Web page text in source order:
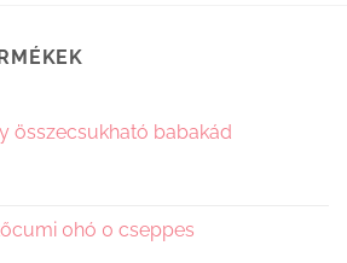
változatok
összecsukható babakád
0hó 0 cseppes